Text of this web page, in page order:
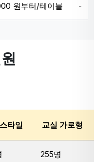
원부터/테이블 -
타일 교실 가로형
255명